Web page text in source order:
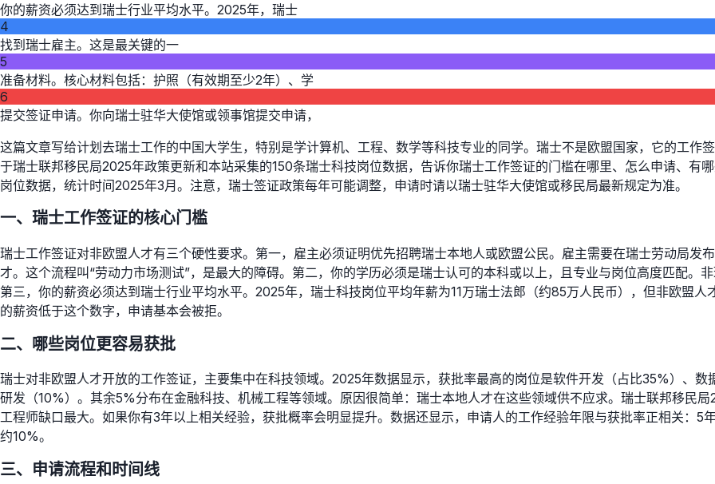
你的薪资必须达到瑞士行业平均水平。2025年，瑞士
4
找到瑞士雇主。这是最关键的一
5
准备材料。核心材料包括：护照（有效期至少2年）、学
6
提交签证申请。你向瑞士驻华大使馆或领事馆提交申请，
这篇文章写给计划去瑞士工作的中国大学生，特别是学计算机、工程、数学等科技专业的同学。瑞士不是欧盟国家，它的工作
于瑞士联邦移民局2025年政策更新和本站采集的150条瑞士科技岗位数据，告诉你瑞士工作签证的门槛在哪里、怎么申请、有
岗位数据，统计时间2025年3月。注意，瑞士签证政策每年可能调整，申请时请以瑞士驻华大使馆或移民局最新规定为准。
一、瑞士工作签证的核心门槛
瑞士工作签证对非欧盟人才有三个硬性要求。第一，雇主必须证明优先招聘瑞士本地人或欧盟公民。雇主需要在瑞士劳动局发
才。这个流程叫“劳动力市场测试”，是最大的障碍。第二，你的学历必须是瑞士认可的本科或以上，且专业与岗位高度匹配。
第三，你的薪资必须达到瑞士行业平均水平。2025年，瑞士科技岗位平均年薪为11万瑞士法郎（约85万人民币），但非欧盟
的薪资低于这个数字，申请基本会被拒。
二、哪些岗位更容易获批
瑞士对非欧盟人才开放的工作签证，主要集中在科技领域。2025年数据显示，获批率最高的岗位是软件开发（占比35%）、
研发（10%）。其余5%分布在金融科技、机械工程等领域。原因很简单：瑞士本地人才在这些领域供不应求。瑞士联邦移民
工程师缺口最大。如果你有3年以上相关经验，获批概率会明显提升。数据还显示，申请人的工作经验年限与获批率正相关：
约10%。
三、申请流程和时间线